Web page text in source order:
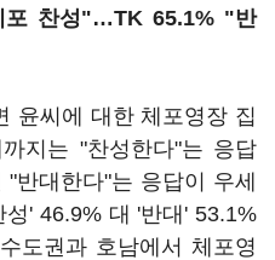
포 찬성"…TK 65.1% "반
윤씨에 대한 체포영장 집
지는 "찬성한다"는 응답
반대한다"는 응답이 우세
' 46.9% 대 '반대' 53.1%
도권과 호남에서 체포영